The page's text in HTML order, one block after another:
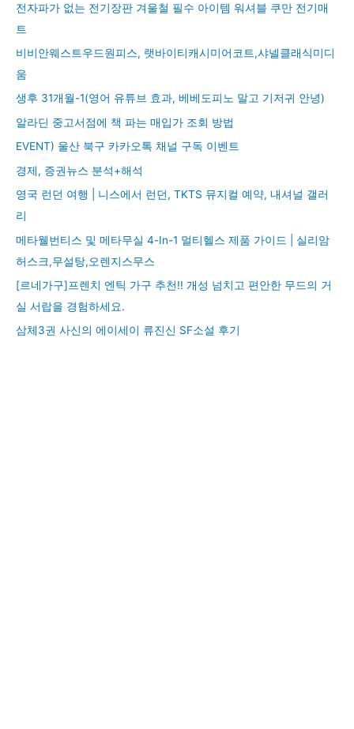
전자파가 없는 전기장판 겨울철 필수 아이템 워셔블 쿠만 전기매
트
비비안웨스트우드원피스, 랫바이티캐시미어코트,샤넬클래식미디
움
생후 31개월-1(영어 유튜브 효과, 베베도피노 말고 기저귀 안녕)
알라딘 중고서점에 책 파는 매입가 조회 방법
EVENT) 울산 북구 카카오톡 채널 구독 이벤트
경제, 증권뉴스 분석+해석
영국 런던 여행 | 니스에서 런던, TKTS 뮤지컬 예약, 내셔널 갤러
리
메타웰번티스 및 메타무실 4-In-1 멀티헬스 제품 가이드 | 실리암
허스크,무설탕,오렌지스무스
[르네가구]프렌치 엔틱 가구 추천!! 개성 넘치고 편안한 무드의 거
실 서랍을 경험하세요.
삼체3권 사신의 에이세이 류진신 SF소설 후기